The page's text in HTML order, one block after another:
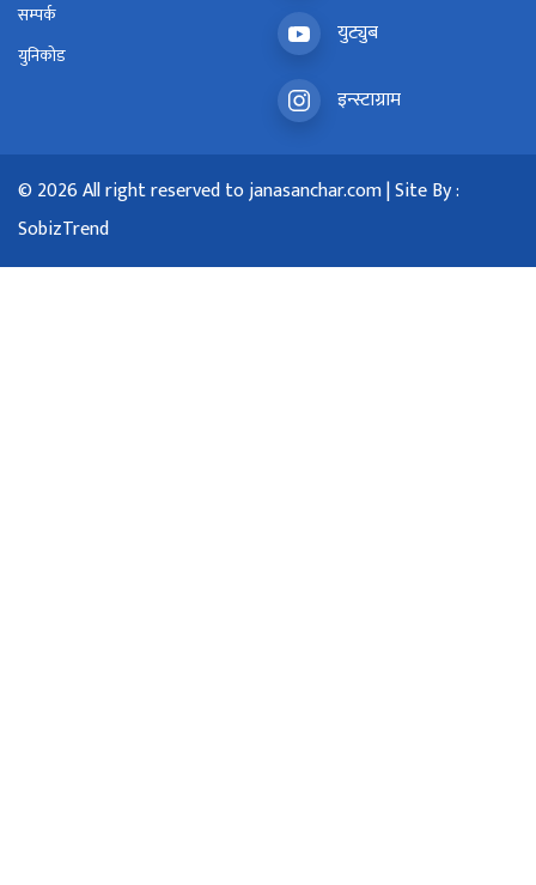
सम्पर्क
युनिकोड
युट्युब
इन्स्टाग्राम
© 2026 All right reserved to janasanchar.com | Site By :
SobizTrend